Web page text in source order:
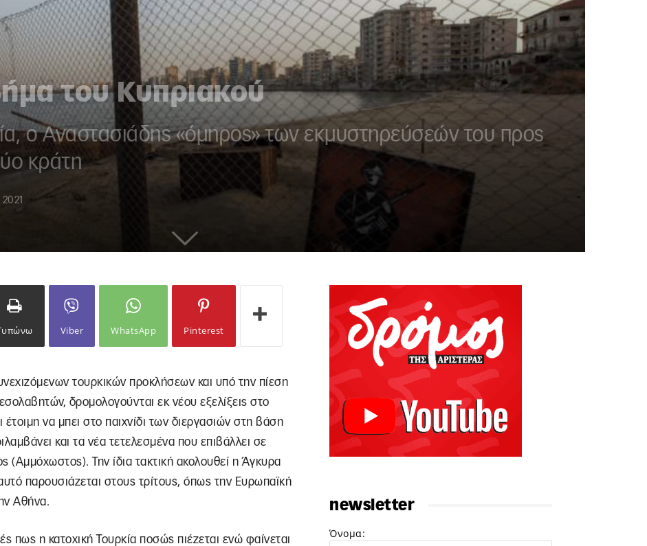
του Κυπριακού
ο Αναστασιάδης «όμηρος» των εκμυστηρεύσεών του προς
κράτη
Viber WhatsApp Pinterest
τουρκικών προκλήσεων και υπό την πίεση
δρομολογούνται εκ νέου εξελίξεις στο
έτοιμη να μπει στο παιχνίδι των διεργασιών στη βάση
και τα νέα τετελεσμένα που επιβάλλει σε
Την ίδια τακτική ακολουθεί η Άγκυρα
παρουσιάζεται στους τρίτους, όπως την Ευρωπαϊκή
Αθήνα.
πως η κατοχική Τουρκία ποσώς πιέζεται ενώ φαίνεται
newsletter
Όνομα: